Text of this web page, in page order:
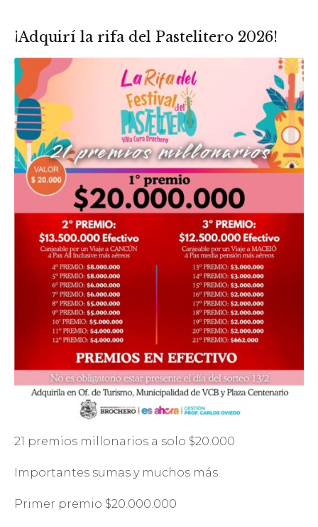
¡Adquirí la rifa del Pastelitero 2026!
21 premios millonarios a solo $20.000
Importantes sumas y muchos más.
Primer premio $20.000.000